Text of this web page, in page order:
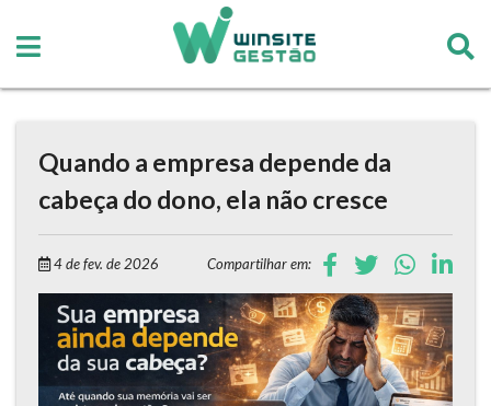
Quando a empresa depende da
cabeça do dono, ela não cresce
4 de fev. de 2026 Compartilhar em: